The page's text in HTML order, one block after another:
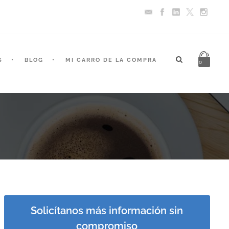
BLOG MI CARRO DE LA COMPRA 0
Solicítanos más información sin
compromiso